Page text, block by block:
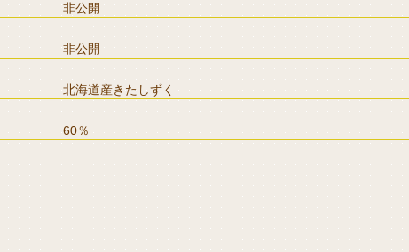
非公開
非公開
北海道産きたしずく
60％